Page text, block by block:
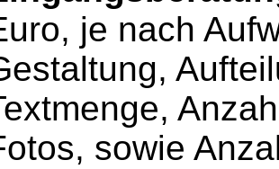
je nach
sowie